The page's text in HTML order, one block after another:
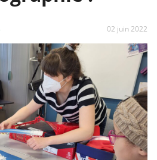
02 juin 2022